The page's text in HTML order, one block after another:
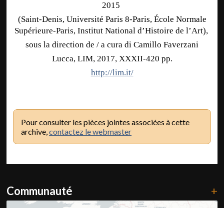
2015
(Saint-Denis, Université Paris 8-Paris, École Normale
Supérieure-Paris, Institut National d’Histoire de l’Art),
sous la direction de / a cura di Camillo Faverzani
Lucca, LIM, 2017, XXXII-420 pp.
http://lim.it/
Pour consulter les pièces jointes associées à cette
archive,contactez le webmaster
Communauté +